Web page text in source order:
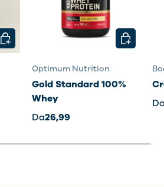
SCEGLI OPZIONI
Optimum Nutrition
Gold Standard 100%
Whey
Da26,99
SCEGLI